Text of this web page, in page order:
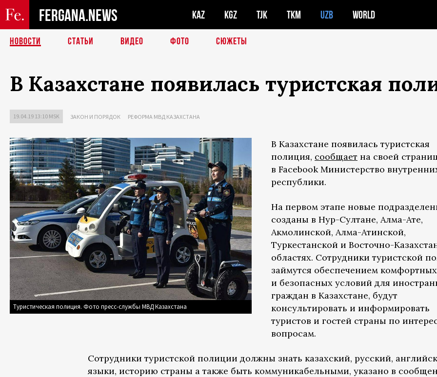
FERGANA.NEWS KAZ KGZ TJK TKM UZB WORLD
НОВОСТИ СТАТЬИ ВИДЕО ФОТО СЮЖЕТЫ
В Казахстане появилась туристская
19.04.19 13:10 MSK ЗАКОН И ПОРЯДОК РЕФОРМА МВД КАЗАХСТАНА
Туристическая полиция. Фото пресс-службы МВД Казахстана
В Казахстане появилась туристская
полиция, сообщает на своей
в Facebook Министерство
республики.
На первом этапе новые
созданы в Нур-Султане, Алма-Ате,
Акмолинской, Алма-Атинской,
Туркестанской и Восточно-
областях. Сотрудники туристской
займутся обеспечением комфортных
и безопасных условий для
граждан в Казахстане, будут
консультировать и информировать
туристов и гостей страны по
вопросам.
Сотрудники туристской полиции должны знать казахский, русский,
языки, историю страны а также быть коммуникабельными, указано в